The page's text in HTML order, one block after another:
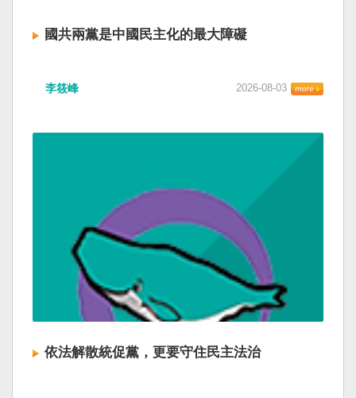
國共兩黨是中國民主化的最大障礙
李筱峰 2026-08-03
依法解散統促黨，更要守住民主法治